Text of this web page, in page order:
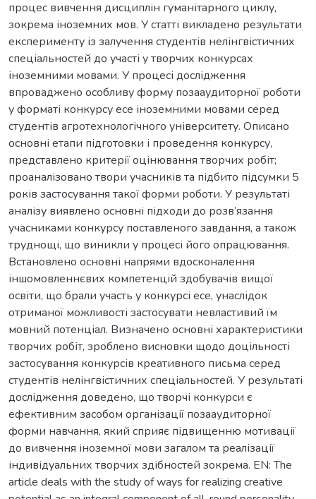
процес вивчення дисциплін гуманітарного циклу,
зокрема іноземних мов. У статті викладено результати
експерименту із залучення студентів нелінгвістичних
спеціальностей до участі у творчих конкурсах
іноземними мовами. У процесі дослідження
впроваджено особливу форму позааудиторної роботи
у форматі конкурсу есе іноземними мовами серед
студентів агротехнологічного університету. Описано
основні етапи підготовки і проведення конкурсу,
представлено критерії оцінювання творчих робіт;
проаналізовано твори учасників та підбито підсумки 5
років застосування такої форми роботи. У результаті
аналізу виявлено основні підходи до розв’язання
учасниками конкурсу поставленого завдання, а також
труднощі, що виникли у процесі його опрацювання.
Встановлено основні напрями вдосконалення
іншомовленнєвих компетенцій здобувачів вищої
освіти, що брали участь у конкурсі есе, унаслідок
отриманої можливості застосувати невластивий їм
мовний потенціал. Визначено основні характеристики
творчих робіт, зроблено висновки щодо доцільності
застосування конкурсів креативного письма серед
студентів нелінгвістичних спеціальностей. У результаті
дослідження доведено, що творчі конкурси є
ефективним засобом організації позааудиторної
форми навчання, який сприяє підвищенню мотивації
до вивчення іноземної мови загалом та реалізації
індивідуальних творчих здібностей зокрема. EN: The
article deals with the study of ways for realizing creative